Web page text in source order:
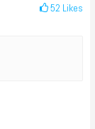
52 Likes